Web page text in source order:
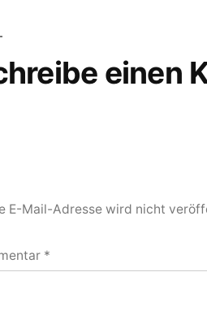
einen
E-Mail-Adresse wird nicht
*